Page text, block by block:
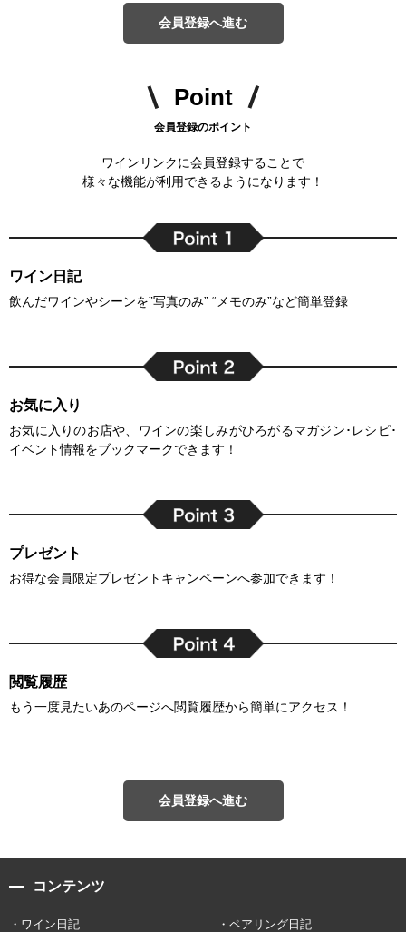
会員登録へ進む
Point
会員登録のポイント
ワインリンクに会員登録することで
様々な機能が利用できるようになります！
ワイン日記
飲んだワインやシーンを”写真のみ” “メモのみ”など簡単登録
お気に入り
お気に入りのお店や、ワインの楽しみがひろがるマガジン･レシピ･
イベント情報をブックマークできます！
プレゼント
お得な会員限定プレゼントキャンペーンへ参加できます！
閲覧履歴
もう一度見たいあのページへ閲覧履歴から簡単にアクセス！
会員登録へ進む
コンテンツ
ワイン日記
ペアリング日記